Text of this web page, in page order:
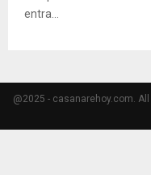
entra...
@2025 - casanarehoy.com.